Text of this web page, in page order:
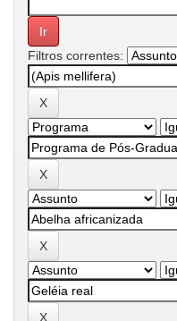
Filtros correntes: